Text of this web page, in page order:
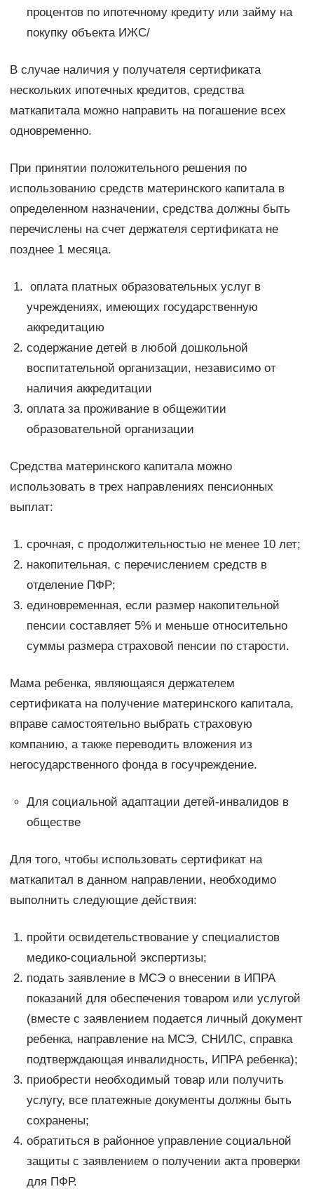
процентов по ипотечному кредиту или займу на
покупку объекта ИЖС/
В случае наличия у получателя сертификата
нескольких ипотечных кредитов, средства
маткапитала можно направить на погашение всех
одновременно.
При принятии положительного решения по
использованию средств материнского капитала в
определенном назначении, средства должны быть
перечислены на счет держателя сертификата не
позднее 1 месяца.
оплата платных образовательных услуг в
учреждениях, имеющих государственную
аккредитацию
содержание детей в любой дошкольной
воспитательной организации, независимо от
наличия аккредитации
оплата за проживание в общежитии
образовательной организации
Средства материнского капитала можно
использовать в трех направлениях пенсионных
выплат:
срочная, с продолжительностью не менее 10 лет;
накопительная, с перечислением средств в
отделение ПФР;
единовременная, если размер накопительной
пенсии составляет 5% и меньше относительно
суммы размера страховой пенсии по старости.
Мама ребенка, являющаяся держателем
сертификата на получение материнского капитала,
вправе самостоятельно выбрать страховую
компанию, а также переводить вложения из
негосударственного фонда в госучреждение.
Для социальной адаптации детей-инвалидов в
обществе
Для того, чтобы использовать сертификат на
маткапитал в данном направлении, необходимо
выполнить следующие действия:
пройти освидетельствование у специалистов
медико-социальной экспертизы;
подать заявление в МСЭ о внесении в ИПРА
показаний для обеспечения товаром или услугой
(вместе с заявлением подается личный документ
ребенка, направление на МСЭ, СНИЛС, справка
подтверждающая инвалидность, ИПРА ребенка);
приобрести необходимый товар или получить
услугу, все платежные документы должны быть
сохранены;
обратиться в районное управление социальной
защиты с заявлением о получении акта проверки
для ПФР.